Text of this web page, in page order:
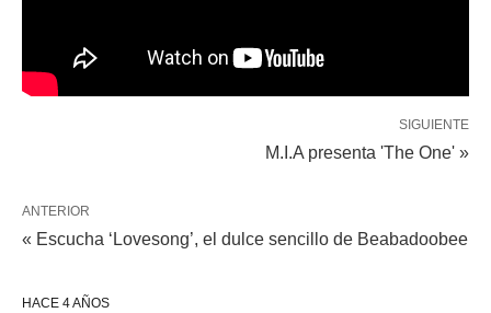
SIGUIENTE
M.I.A presenta 'The One' »
ANTERIOR
« Escucha ‘Lovesong’, el dulce sencillo de Beabadoobee
HACE 4 AÑOS